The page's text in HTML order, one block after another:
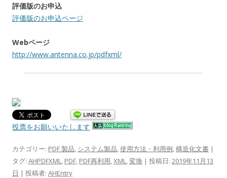
評価版のお申込
評価版のお申込ページ
Webページ
http://www.antenna.co.jp/pdfxml/
投票をお願いいたします
カテゴリー: PDF 製品, システム製品,使用方法・利用例,構造化文書 |
タグ: AHPDFXML, PDF, PDF再利用,XML,変換 | 投稿日: 2019年11月13
日 | 投稿者: AHEntry